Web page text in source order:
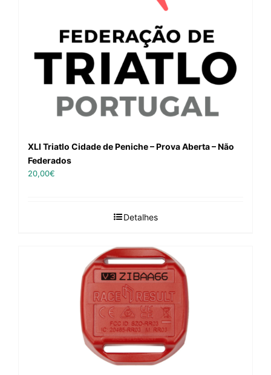
XLI Triatlo Cidade de Peniche – Prova Aberta – Não
Federados
20,00€
Detalhes